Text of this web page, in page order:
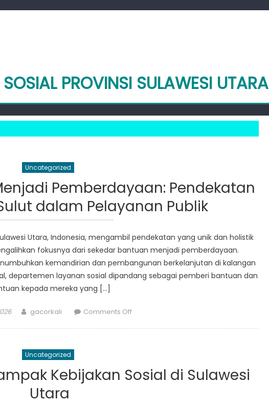
PROVINSI SULAWESI UTARA
Uncategorized
Pemberdayaan: Pendekatan
dalam Pelayanan Publik
Utara, Indonesia, mengambil pendekatan yang unik dan holistik
fokusnya dari sekedar bantuan menjadi pemberdayaan.
kemandirian dan pembangunan berkelanjutan di kalangan
departemen layanan sosial dipandang sebagai pemberi bantuan dan
kepada mereka yang […]
Author
gacorkali Comments Offon
Pendekatan
Holistik
Uncategorized
Kebijakan Sosial di Sulawesi
Utara